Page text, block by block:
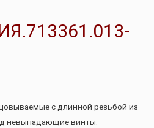
с длинной резьбой из
невыпадающие винты.